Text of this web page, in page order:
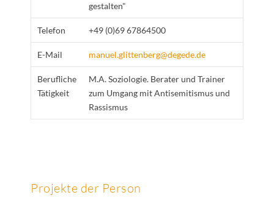
gestalten"
Telefon +49 (0)69 67864500
E-Mail manuel.glittenberg@degede.de
Berufliche
Tätigkeit
M.A. Soziologie. Berater und Trainer
zum Umgang mit Antisemitismus und
Rassismus
Projekte der Person